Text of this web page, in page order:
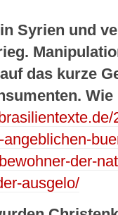
Syrien und
das kurze
der-
ausgelo/